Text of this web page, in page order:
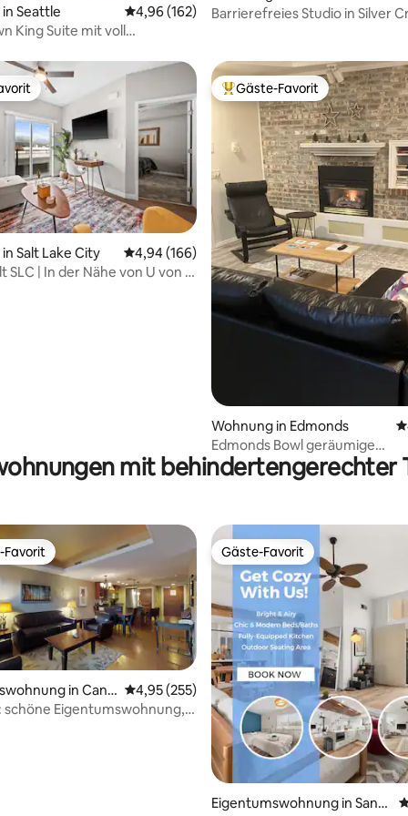
4,99 von 5, 263 Bewertungen
Seattle Durchschnittliche Bewertung: 4,96 von 5,
4,96 (162)
King Suite mit voll
Barrierefreies Studio in Silver
4,97 von 5, 223 Bewertungen
Salt Lake City Durchschnittliche Bewertung: 4,94 von 5,
4,94 (166)
SLC | In der Nähe von U von U
Beliebter Gäste-Favorit.
Gäste-Favorit
Wohnung in Edmonds
Edmonds Bowl geräumige
Gartenwohnung
mit behindertengerechter
4,96 von 5, 293 Bewertungen
Gäste-Favorit.
Favorit
in Can
Durchschnittliche Bewertung: 4,95 von 5,
4,95 (255)
schöne Eigentumswohnung,
Gäste-Favorit
Gäste-Favorit
Eigentumswohnung in Santa